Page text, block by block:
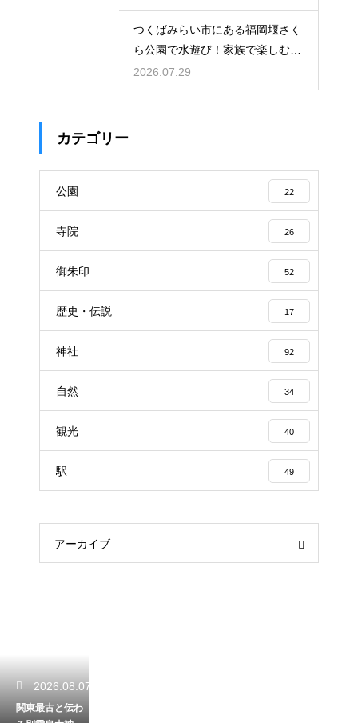
つくばみらい市にある福岡堰さく
ら公園で水遊び！家族で楽しむ休
日の午後
2026.07.29
カテゴリー
公園 22
寺院 26
御朱印 52
歴史・伝説 17
神社 92
自然 34
観光 40
駅 49
アーカイブ
2026.08.07
関東最古と伝わ